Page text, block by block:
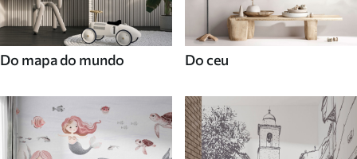
Do mapa do mundo Do ceu